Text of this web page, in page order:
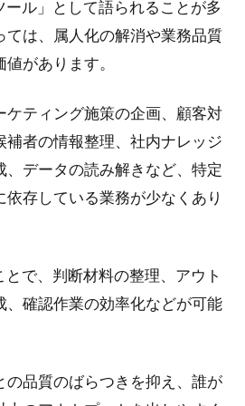
ル」として語られることが多
ては、属人化の解消や業務品質
があります。
ケティング施策の企画、顧客対
補者の情報整理、社内ナレッジ
データの読み解きなど、特定
存している業務が少なくあり
で、判断材料の整理、アウト
、確認作業の効率化などが可能
の品質のばらつきを抑え、誰が